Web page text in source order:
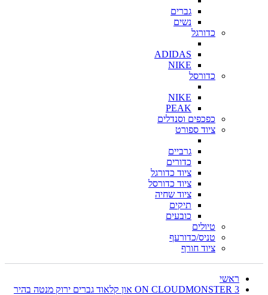
גברים
נשים
כדורגל
ADIDAS
NIKE
כדורסל
NIKE
PEAK
כפכפים וסנדלים
ציוד ספורט
גרביים
כדורים
ציוד כדורגל
ציוד כדורסל
ציוד שחיה
תיקים
כובעים
טיולים
טניס/כדורעף
ציוד חורף
ראשי
ON CLOUDMONSTER 3 און קלאוד גברים ירוק מנטה בהיר